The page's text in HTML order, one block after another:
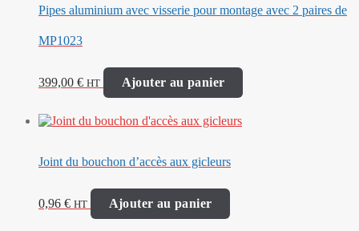
Pipes aluminium avec visserie pour montage avec 2 paires de
MP1023
399,00 € HT Ajouter au panier
Joint du bouchon d’accès aux gicleurs
0,96 € HT Ajouter au panier